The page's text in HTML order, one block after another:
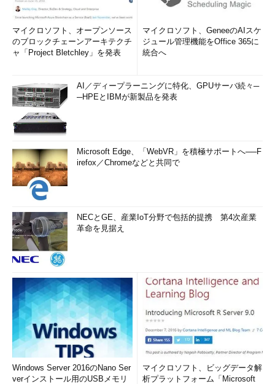
マイクロソフト、オープンソース
のブロックチェーンアーキテクチ
ャ「Project Bletchley」を発表
マイクロソフト、GeneeのAIスケ
ジュール管理機能をOffice 365に
統合へ
AI／ディープラーニングに特化、GPUサーバ続々─
─HPEとIBMが新製品を発表
Microsoft Edge、「WebVR」を積極サポートへ──F
irefox／Chromeなどと共同で
NECとGE、産業IoT分野で包括的提携 第4次産業
革命を見据え
Windows Server 2016のNano Ser
verインストール用のUSBメモリ
マイクロソフト、ビッグデータ解
析プラットフォーム「Microsoft